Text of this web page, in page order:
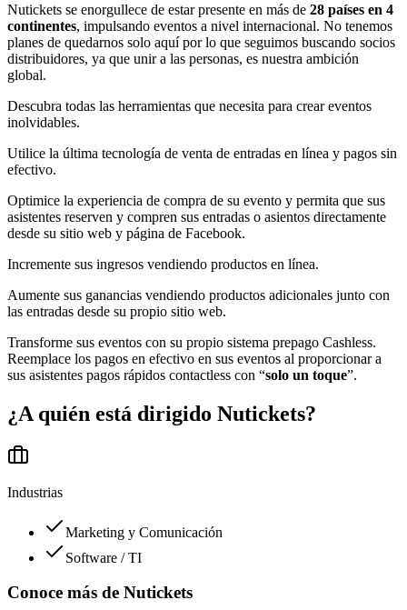
Nutickets se enorgullece de estar presente en más de 28 países en 4
continentes, impulsando eventos a nivel internacional. No tenemos
planes de quedarnos solo aquí por lo que seguimos buscando socios
distribuidores, ya que unir a las personas, es nuestra ambición
global.
Descubra todas las herramientas que necesita para crear eventos
inolvidables.
Utilice la última tecnología de venta de entradas en línea y pagos sin
efectivo.
Optimice la experiencia de compra de su evento y permita que sus
asistentes reserven y compren sus entradas o asientos directamente
desde su sitio web y página de Facebook.
Incremente sus ingresos vendiendo productos en línea.
Aumente sus ganancias vendiendo productos adicionales junto con
las entradas desde su propio sitio web.
Transforme sus eventos con su propio sistema prepago Cashless.
Reemplace los pagos en efectivo en sus eventos al proporcionar a
sus asistentes pagos rápidos contactless con “solo un toque”.
¿A quién está dirigido Nutickets?
Industrias
Marketing y Comunicación
Software / TI
Conoce más de Nutickets